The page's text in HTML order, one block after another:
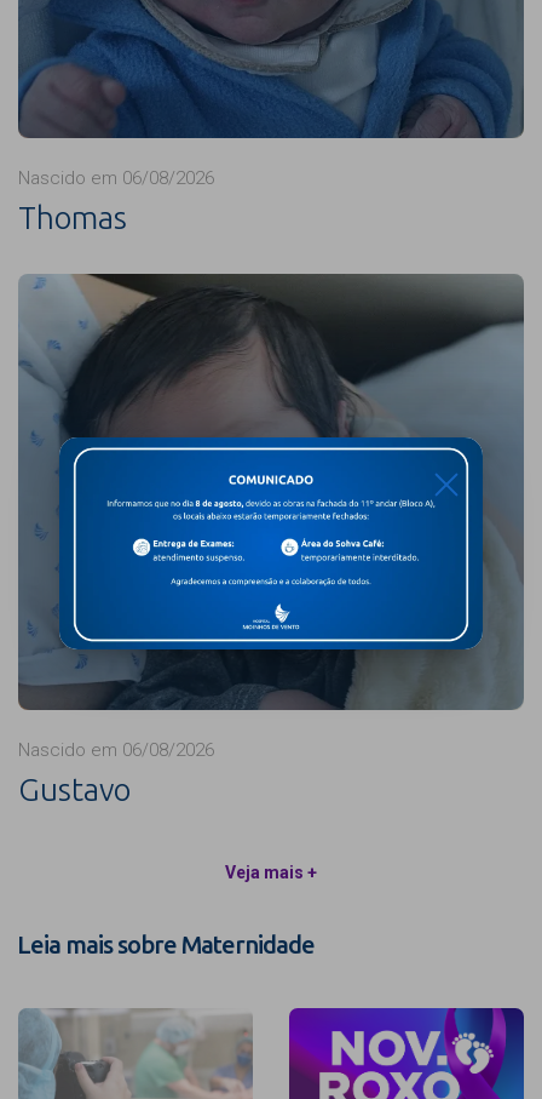
Nascido em 06/08/2026
Thomas
Nascido em 06/08/2026
Gustavo
Veja mais +
Leia mais sobre Maternidade
X